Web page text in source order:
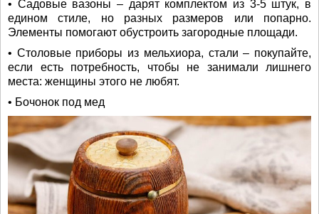
• Садовые вазоны – дарят комплектом из 3-5 штук, в
едином стиле, но разных размеров или попарно.
Элементы помогают обустроить загородные площади.
• Столовые приборы из мельхиора, стали – покупайте,
если есть потребность, чтобы не занимали лишнего
места: женщины этого не любят.
• Бочонок под мед